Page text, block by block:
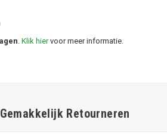
. Klik hiervoor meer informatie.
Retourneren